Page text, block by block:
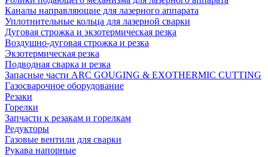
Каналы направляющие для лазерного аппарата
Уплотнительные кольца для лазерной сварки
Дуговая строжка и экзотермическая резка
Воздушно-дуговая строжка и резка
Экзотермическая резка
Подводная сварка и резка
Запасные части ARC GOUGING & EXOTHERMIC CUTTING
Газосварочное оборудование
Резаки
Горелки
Запчасти к резакам и горелкам
Редукторы
Газовые вентили для сварки
Рукава напорные